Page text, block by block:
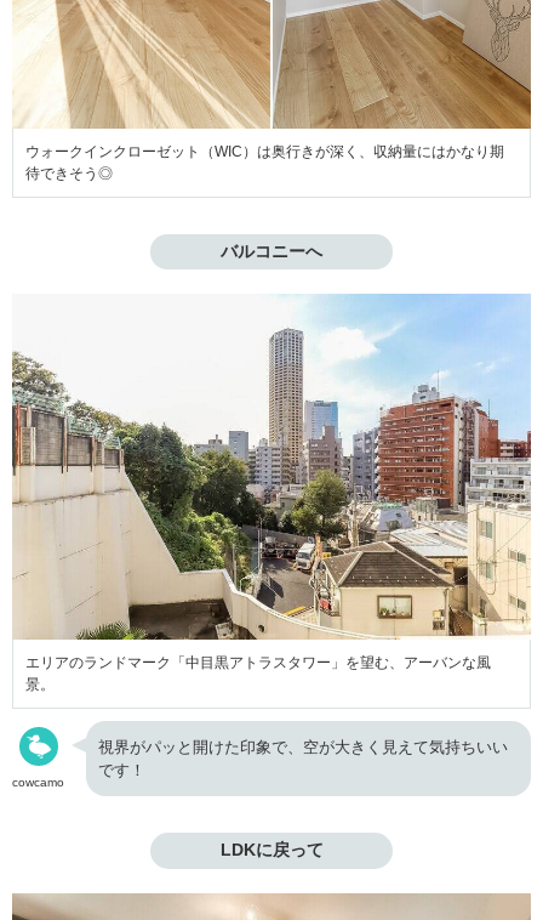
ウォークインクローゼット（WIC）は奥行きが深く、収納量にはかなり期
待できそう◎
バルコニーへ
エリアのランドマーク「中目黒アトラスタワー」を望む、アーバンな風
景。
cowcamo
視界がパッと開けた印象で、空が大きく見えて気持ちいい
です！
LDKに戻って